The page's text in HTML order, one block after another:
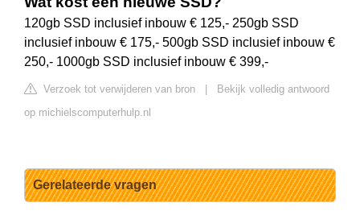
120gb SSD inclusief inbouw € 125,- 250gb SSD
inclusief inbouw € 175,- 500gb SSD inclusief inbouw €
250,- 1000gb SSD inclusief inbouw € 399,-
Verzoek tot verwijderen van bron
Bekijk volledig antwoord
op michielscomputerhulp.nl
Gerelateerde vragen